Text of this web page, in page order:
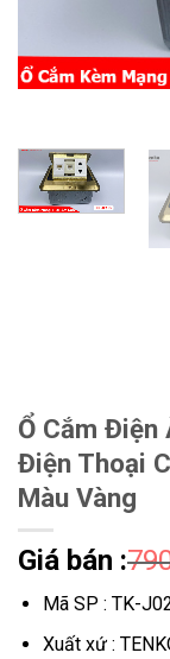
Ổ Cắm Điện
Điện Thoại
Màu Vàng
Giá bán :
Mã SP : TK-
Xuất xứ :